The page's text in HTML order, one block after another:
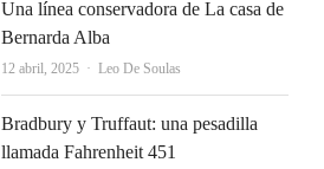
Una línea conservadora de La casa de
Bernarda Alba
12 abril, 2025 Autor
Leo De Soulas
Bradbury y Truffaut: una pesadilla
llamada Fahrenheit 451